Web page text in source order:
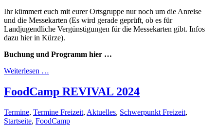
Ihr kümmert euch mit eurer Ortsgruppe nur noch um die Anreise
und die Messekarten (Es wird gerade geprüft, ob es für
Landjugendliche Vergünstigungen für die Messekarten gibt. Infos
dazu hier in Kürze).
Buchung und Programm hier …
Weiterlesen …
FoodCamp REVIVAL 2024
Termine, Termine Freizeit, Aktuelles, Schwerpunkt Freizeit,
Startseite, FoodCamp